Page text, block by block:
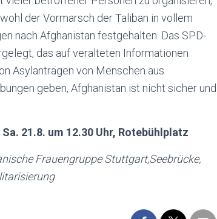
der Vormarsch der Taliban in vollem
nach Afghanistan festgehalten. Das SPD-
das auf veralteten Informationen
Asylanträgen von Menschen aus
geben, Afghanistan ist nicht sicher und
21.8. um 12.30 Uhr, Rotebühlplatz
Frauengruppe Stuttgart,Seebrücke,